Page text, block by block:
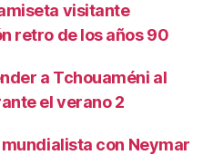
visitante
retro de los años 90
a Tchouaméni al
el verano 2
con Neymar